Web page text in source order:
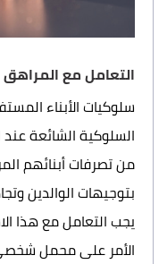
التعامل مع
سلوكيات الأبناء
السلوكية الشائعة عند
من تصرفات أبنائهم
بتوجيهات الوالدين
يجب التعامل مع هذا
الأمر على محمل